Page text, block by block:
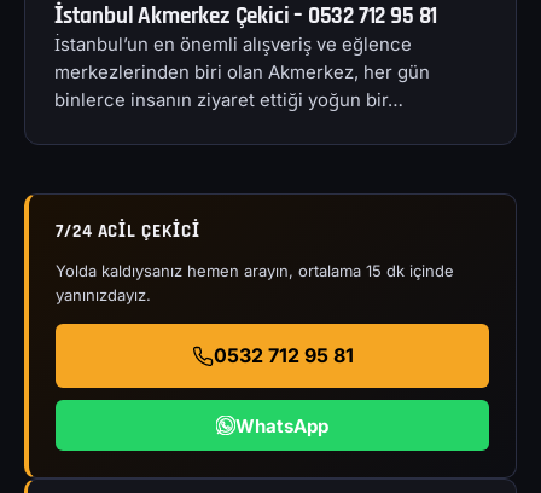
İstanbul Akmerkez Çekici – 0532 712 95 81
İstanbul’un en önemli alışveriş ve eğlence
merkezlerinden biri olan Akmerkez, her gün
binlerce insanın ziyaret ettiği yoğun bir…
7/24 ACIL ÇEKICI
Yolda kaldıysanız hemen arayın, ortalama 15 dk içinde
yanınızdayız.
0532 712 95 81
WhatsApp